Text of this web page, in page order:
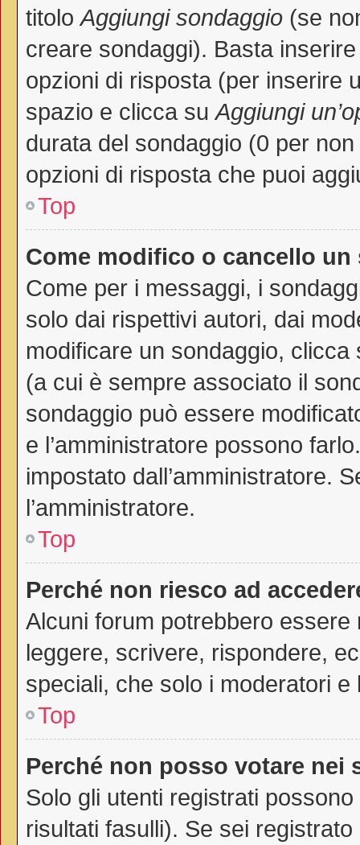
titoloAggiungi sondaggio (se
creare sondaggi). Basta
opzioni di risposta (per inserire
spazio e clicca suAggiungi
durata del sondaggio (0 per
opzioni di risposta che puoi
Top
Come modifico o cancello
Come per i messaggi, i
solo dai rispettivi autori, dai
modificare un sondaggio,
(a cui è sempre associato il
sondaggio può essere
e l’amministratore possono
impostato dall’amministratore.
l’amministratore.
Top
Perché non riesco ad
Alcuni forum potrebbero
leggere, scrivere, rispondere,
speciali, che solo i moderatori
Top
Perché non posso votare nei
Solo gli utenti registrati
risultati fasulli). Se sei